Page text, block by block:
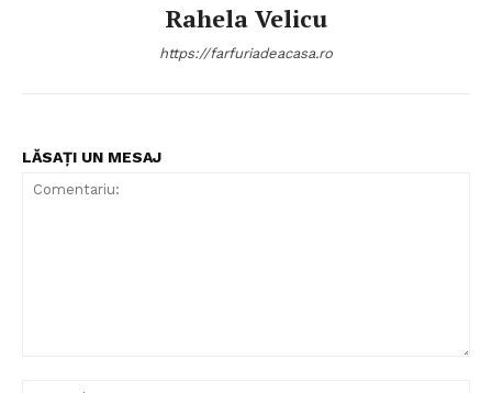
Rahela Velicu
https://farfuriadeacasa.ro
LĂSAȚI UN MESAJ